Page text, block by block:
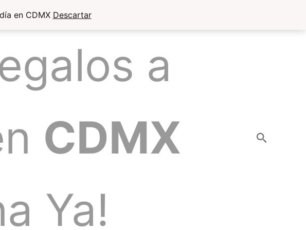
en CDMX Descartar
a
CDMX
Ya!
Buscar